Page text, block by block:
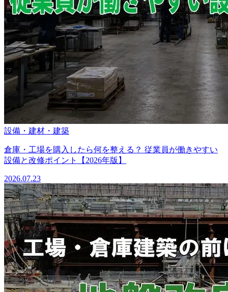
設備・建材・建築
倉庫・工場を購入したら何を整える？ 従業員が働きやすい
設備と改修ポイント【2026年版】
2026.07.23